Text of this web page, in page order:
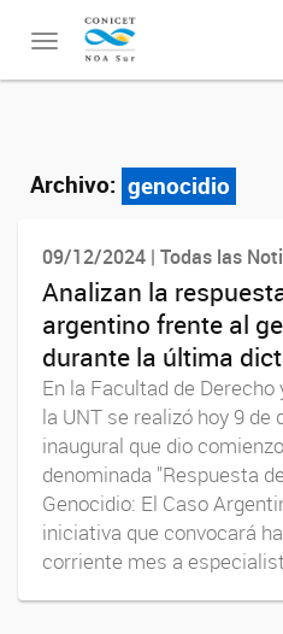
Toggle
navigation
Archivo: genocidio
09/12/2024 | Todas las
Analizan la
argentino frente al
durante la última
En la Facultad de
la UNT se realizó hoy 9
inaugural que dio
denominada "Respuesta
Genocidio: El Caso
iniciativa que convocará
corriente mes a